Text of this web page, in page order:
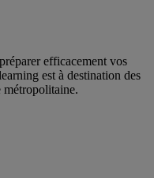
efficacement vos
est à destination des
métropolitaine.